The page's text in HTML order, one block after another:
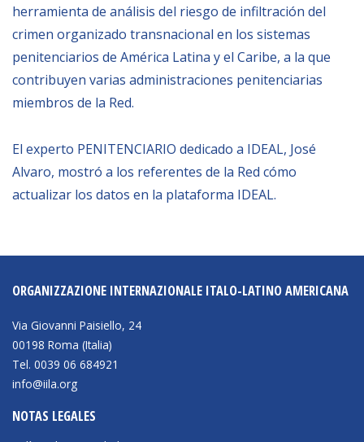
Vídeos
Audios
BIBLIOTECA
Biblioteca
Publicaciones
Convocatorias
Becas
Alta Formación
Para las empresas
herramienta de análisis del riesgo de infiltración del
crimen organizado transnacional en los sistemas
penitenciarios de América Latina y el Caribe, a la que
contribuyen varias administraciones penitenciarias
miembros de la Red.
El experto PENITENCIARIO dedicado a IDEAL, José
Alvaro, mostró a los referentes de la Red cómo
actualizar los datos en la plataforma IDEAL.
ORGANIZZAZIONE INTERNAZIONALE ITALO-LATINO AMERICANA
Via Giovanni Paisiello, 24
00198 Roma (Italia)
Tel. 0039 06 684921
info@iila.org
NOTAS LEGALES